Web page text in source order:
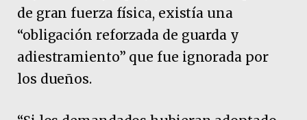
de gran fuerza física, existía una
“obligación reforzada de guarda y
adiestramiento” que fue ignorada por
los dueños.